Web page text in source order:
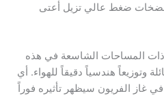
ومضخات ضغط عالي تزيل أعتى
ذات المساحات الشاسعة في هذه
وتوزيعاً هندسياً دقيقاً للهواء. أي
غاز الفريون سيظهر تأثيره فوراً